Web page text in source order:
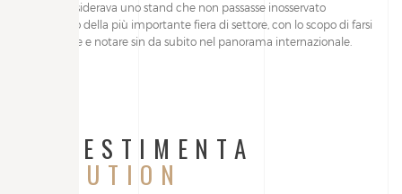
Kalon desiderava uno stand che non passasse inosservato
all’interno della più importante fiera di settore, con lo scopo di farsi
conoscere e notare sin da subito nel panorama internazionale.
ALLESTIMENTA
SOLUTION